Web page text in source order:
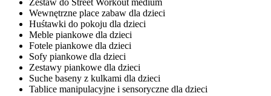
Zestaw do Street Workout medium
Wewnętrzne place zabaw dla dzieci
Huśtawki do pokoju dla dzieci
Meble piankowe dla dzieci
Fotele piankowe dla dzieci
Sofy piankowe dla dzieci
Zestawy piankowe dla dzieci
Suche baseny z kulkami dla dzieci
Tablice manipulacyjne i sensoryczne dla dzieci